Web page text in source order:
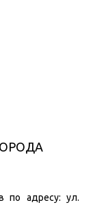
по адресу: ул.